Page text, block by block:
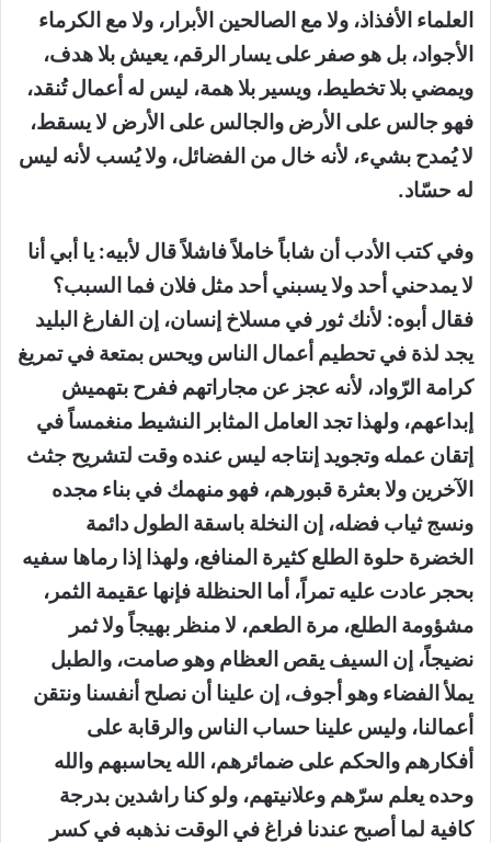
العلماء الأفذاذ، ولا مع الصالحين الأبرار، ولا مع الكرماء
الأجواد، بل هو صفر على يسار الرقم، يعيش بلا هدف،
ويمضي بلا تخطيط، ويسير بلا همة، ليس له أعمال تُنقد،
فهو جالس على الأرض والجالس على الأرض لا يسقط،
لا يُمدح بشيء، لأنه خال من الفضائل، ولا يُسب لأنه ليس
له حسّاد.
وفي كتب الأدب أن شاباً خاملاً فاشلاً قال لأبيه: يا أبي أنا
لا يمدحني أحد ولا يسبني أحد مثل فلان فما السبب؟
فقال أبوه: لأنك ثور في مسلاخ إنسان، إن الفارغ البليد
يجد لذة في تحطيم أعمال الناس ويحس بمتعة في تمريغ
كرامة الرّواد، لأنه عجز عن مجاراتهم ففرح بتهميش
إبداعهم، ولهذا تجد العامل المثابر النشيط منغمساً في
إتقان عمله وتجويد إنتاجه ليس عنده وقت لتشريح جثث
الآخرين ولا بعثرة قبورهم، فهو منهمك في بناء مجده
ونسج ثياب فضله، إن النخلة باسقة الطول دائمة
الخضرة حلوة الطلع كثيرة المنافع، ولهذا إذا رماها سفيه
بحجر عادت عليه تمراً، أما الحنظلة فإنها عقيمة الثمر،
مشؤومة الطلع، مرة الطعم، لا منظر بهيجاً ولا ثمر
نضيجاً، إن السيف يقص العظام وهو صامت، والطبل
يملأ الفضاء وهو أجوف، إن علينا أن نصلح أنفسنا ونتقن
أعمالنا، وليس علينا حساب الناس والرقابة على
أفكارهم والحكم على ضمائرهم، الله يحاسبهم والله
وحده يعلم سرّهم وعلانيتهم، ولو كنا راشدين بدرجة
كافية لما أصبح عندنا فراغ في الوقت نذهبه في كسر